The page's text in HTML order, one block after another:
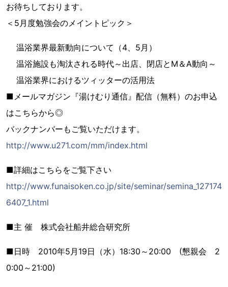
お待ちしております。
＜5月度勉強会のメイントピック＞
温浴業界最新動向について（4、5月）
温浴施設も淘汰される時代～出店、閉店とM＆A動向～
温浴業界におけるツィッターの活用法
■メールマガジン『湯けむり通信』配信（無料）のお申込
はこちらから◎
バックナンバーもご覧いただけます。
http://www.u271.com/mm/index.html
■詳細はこちらをご覧下さい
http://www.funaisoken.co.jp/site/seminar/semina_127174
6407_1.html
■主 催 株式会社船井総合研究所
■日時 2010年5月19日（水）18:30～20:00 (懇親会 2
0:00～21:00)